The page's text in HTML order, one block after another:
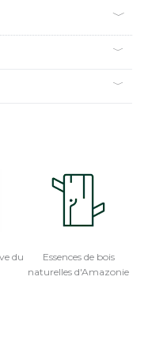
du
Essences de bois
naturelles d'Amazonie